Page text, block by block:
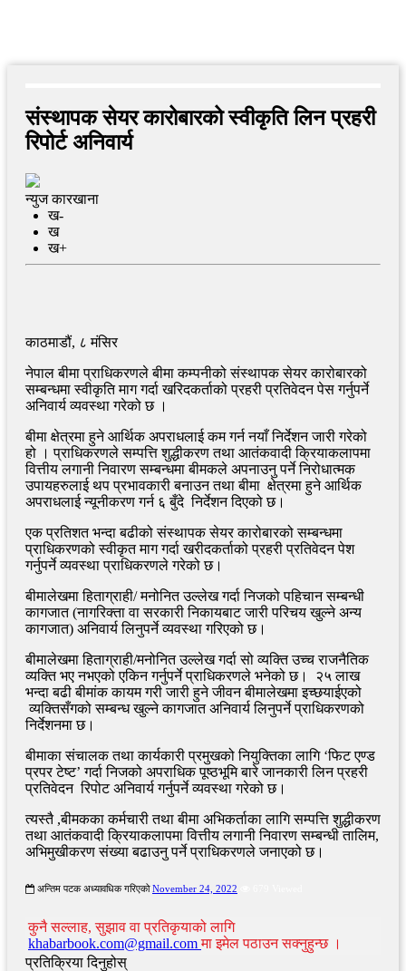
संस्थापक सेयर कारोबारको स्वीकृति लिन प्रहरी
रिपोर्ट अनिवार्य
न्युज कारखाना
ख-
ख
ख+
काठमाडौं, ८ मंसिर
नेपाल बीमा प्राधिकरणले बीमा कम्पनीको संस्थापक सेयर कारोबारको
सम्बन्धमा स्वीकृति माग गर्दा खरिदकर्ताको प्रहरी प्रतिवेदन पेस गर्नुपर्ने
अनिवार्य व्यवस्था गरेको छ ।
बीमा क्षेत्रमा हुने आर्थिक अपराधलाई कम गर्न नयाँ निर्देशन जारी गरेको
हो । प्राधिकरणले सम्पत्ति शुद्धीकरण तथा आतंकवादी क्रियाकलापमा
वित्तीय लगानी निवारण सम्बन्धमा बीमकले अपनाउनु पर्ने निरोधात्मक
उपायहरुलाई थप प्रभावकारी बनाउन तथा बीमा क्षेत्रमा हुने आर्थिक
अपराधलाई न्यूनीकरण गर्न ६ बुँदे निर्देशन दिएको छ।
एक प्रतिशत भन्दा बढीको संस्थापक सेयर कारोबारको सम्बन्धमा
प्राधिकरणको स्वीकृत माग गर्दा खरीदकर्ताको प्रहरी प्रतिवेदन पेश
गर्नुपर्ने व्यवस्था प्राधिकरणले गरेको छ।
बीमालेखमा हिताग्राही/ मनोनित उल्लेख गर्दा निजको पहिचान सम्बन्धी
कागजात (नागरिक्ता वा सरकारी निकायबाट जारी परिचय खुल्ने अन्य
कागजात) अनिवार्य लिनुपर्ने व्यवस्था गरिएको छ।
बीमालेखमा हिताग्राही/मनोनित उल्लेख गर्दा सो व्यक्ति उच्च राजनैतिक
व्यक्ति भए नभएको एकिन गर्नुपर्ने प्राधिकरणले भनेको छ। २५ लाख
भन्दा बढी बीमांक कायम गरी जारी हुने जीवन बीमालेखमा इच्छयाईएको
व्यक्तिसँगको सम्बन्ध खुल्ने कागजात अनिवार्य लिनुपर्ने प्राधिकरणको
निर्देशनमा छ।
बीमाका संचालक तथा कार्यकारी प्रमुखको नियुक्तिका लागि ‘फिट एण्ड
प्रपर टेष्ट’ गर्दा निजको अपराधिक पूष्ठभूमि बारे जानकारी लिन प्रहरी
प्रतिवेदन रिपोट अनिवार्य गर्नुपर्ने व्यवस्था गरेको छ।
त्यस्तै ,बीमकका कर्मचारी तथा बीमा अभिकर्ताका लागि सम्पत्ति शुद्धीकरण
तथा आतंकवादी क्रियाकलापमा वित्तीय लगानी निवारण सम्बन्धी तालिम,
अभिमुखीकरण संख्या बढाउनु पर्ने प्राधिकरणले जनाएको छ।
अन्तिम पटक अध्यावधिक गरिएको November 24, 2022
कुनै सल्लाह, सुझाव वा प्रतिकृयाको लागि
khabarbook.com@gmail.comमा इमेल पठाउन सक्नुहुन्छ ।
प्रतिक्रिया दिनुहोस्